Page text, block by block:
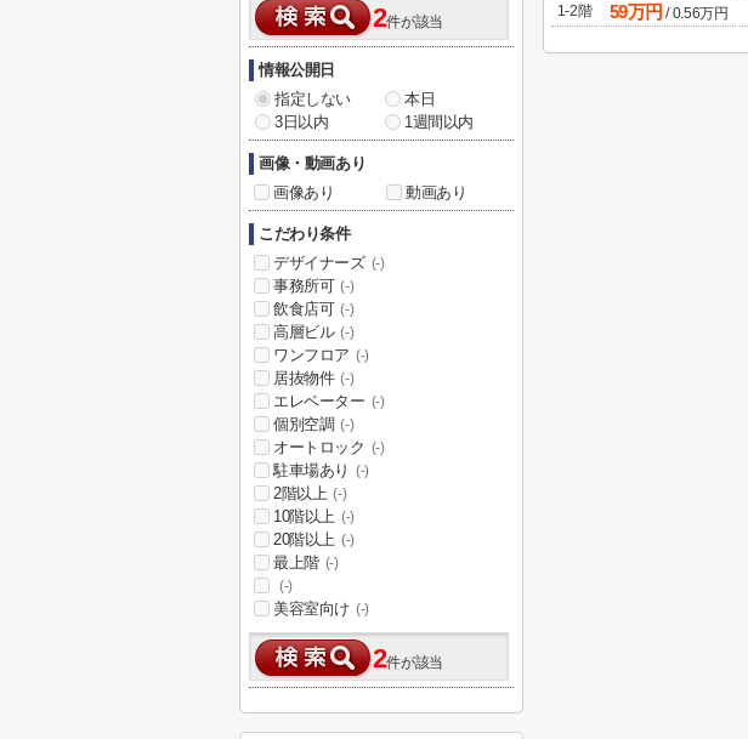
1-2階
59万円 /0.56万円
2件が該当
情報公開日
指定しない
本日
3日以内
1週間以内
画像・動画あり
画像あり
動画あり
こだわり条件
デザイナーズ (-)
事務所可 (-)
飲食店可 (-)
高層ビル (-)
ワンフロア (-)
居抜物件 (-)
エレベーター (-)
個別空調 (-)
オートロック (-)
駐車場あり (-)
2階以上 (-)
10階以上 (-)
20階以上 (-)
最上階 (-)
(-)
美容室向け (-)
2件が該当